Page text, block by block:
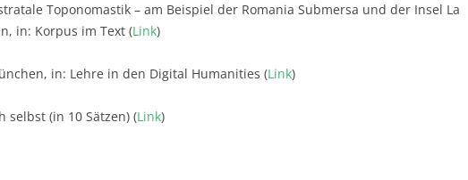
Toponomastik – am Beispiel der Romania Submersa und der Insel La
in: Korpus im Text (Link)
in: Lehre in den Digital Humanities (Link)
selbst (in 10 Sätzen) (Link)